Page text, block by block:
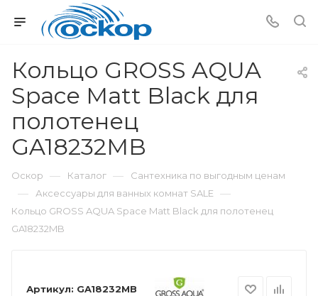
Кольцо GROSS AQUA
Space Matt Black для
полотенец
GA18232MB
Оскор — Каталог — Сантехника по выгодным ценам
— Аксессуары для ванных комнат SALE —
Кольцо GROSS AQUA Space Matt Black для полотенец
GA18232MB
Артикул: GA18232MB